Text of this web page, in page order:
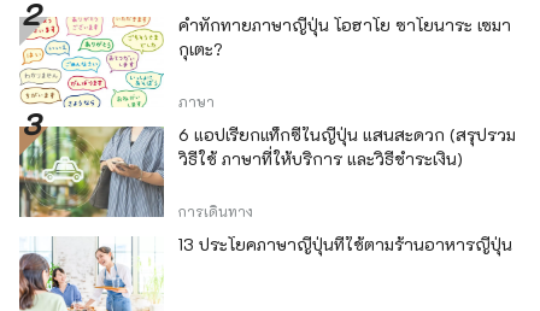
คำทักทายภาษาญี่ปุ่น โอฮาโย ซาโยนาระ เซมา
กุเตะ?
ภาษา
6 แอปเรียกแท็กซี่ในญี่ปุ่น แสนสะดวก (สรุปรวม
วิธีใช้ ภาษาที่ให้บริการ และวิธีชำระเงิน)
การเดินทาง
13 ประโยคภาษาญี่ปุ่นที่ใช้ตามร้านอาหารญี่ปุ่น